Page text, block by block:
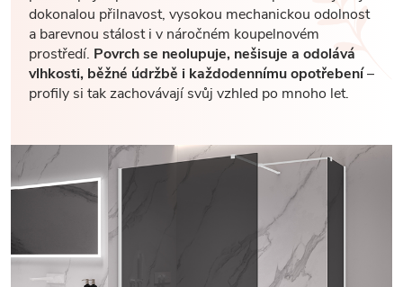
dokonalou přilnavost, vysokou mechanickou odolnost
a barevnou stálost i v náročném koupelnovém
prostředí. Povrch se neolupuje, nešisuje a odolává
vlhkosti, běžné údržbě i každodennímu opotřebení–
profily si tak zachovávají svůj vzhled po mnoho let.